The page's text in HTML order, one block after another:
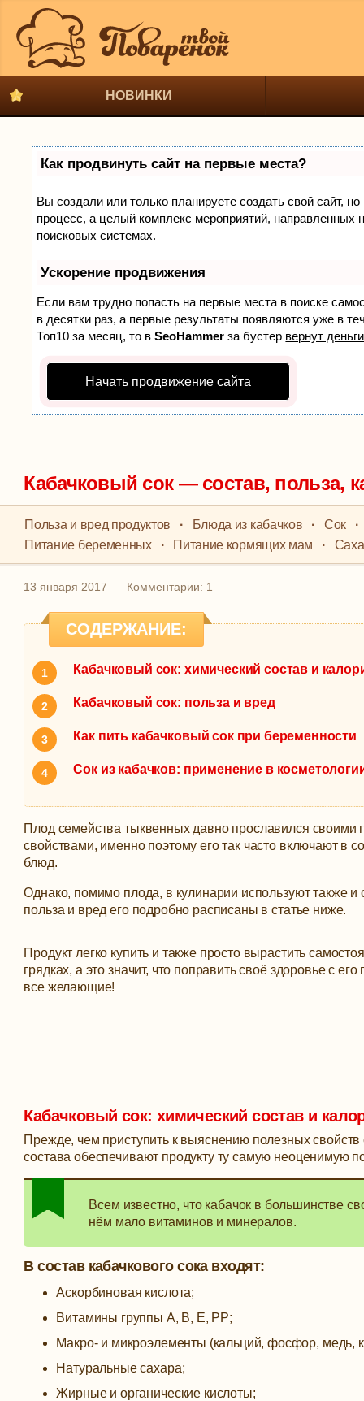
НОВИНКИ
Как продвинуть сайт на первые места?
Вы создали или только планируете создать свой сайт,
процесс, а целый комплекс мероприятий, направленных
поисковых системах.
Ускорение продвижения
Если вам трудно попасть на первые места в поиске
в десятки раз, а первые результаты появляются уже в
Топ10 за месяц, то вSeoHammer за бустер вернут
Начать продвижение сайта
Кабачковый сок — состав, польза,
Польза и вред продуктов · Блюда из кабачков · Сок
·
Питание беременных
· Питание кормящих мам ·
13 января 2017 Комментарии: 1
СОДЕРЖАНИЕ:
Кабачковый сок: химический состав и
Кабачковый сок: польза и вред
Как пить кабачковый сок при беременности
Сок из кабачков: применение в
Плод семейства тыквенных давно прославился своими
свойствами, именно поэтому его так часто включают в
блюд.
Однако, помимо плода, в кулинарии используют также и
польза и вред его подробно расписаны в статье ниже.
Продукт легко купить и также просто вырастить
грядках, а это значит, что поправить своё здоровье с
все желающие!
Кабачковый сок: химический состав и
Прежде, чем приступить к выяснению полезных свойств
состава обеспечивают продукту ту самую неоценимую
Всем известно, что кабачок в большинстве
нём мало витаминов и минералов.
В состав кабачкового сока входят:
Аскорбиновая кислота;
Витамины группы А, В, Е, РР;
Макро- и микроэлементы (кальций, фосфор, медь,
Натуральные сахара;
Жирные и органические кислоты;